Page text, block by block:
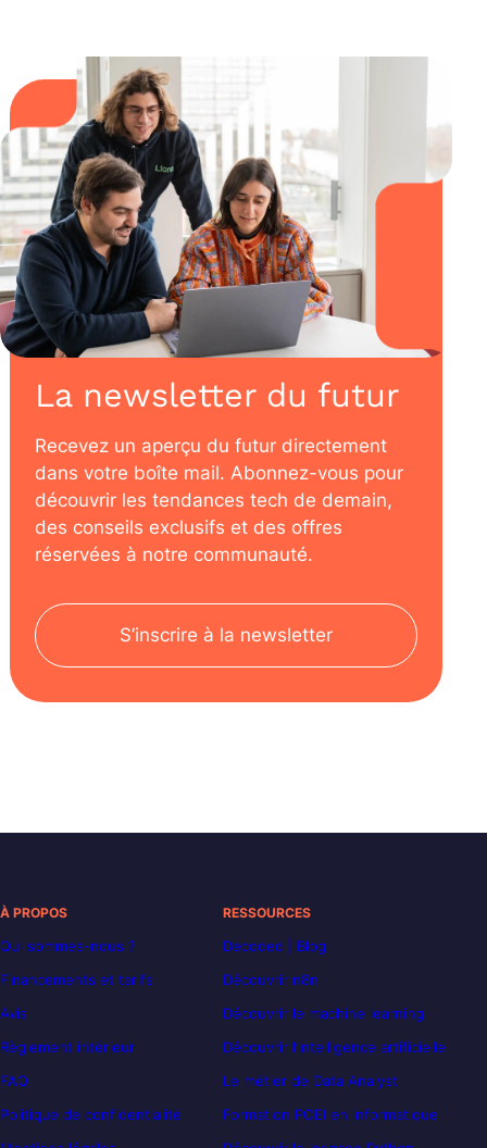
La newsletter du futur
Recevez un aperçu du futur directement
dans votre boîte mail. Abonnez-vous pour
découvrir les tendances tech de demain,
des conseils exclusifs et des offres
réservées à notre communauté.
S’inscrire à la newsletter
À PROPOS
Qui sommes-nous ?
Financements et tarifs
Avis
Règlement intérieur
FAQ
Politique de confidentialité
RESSOURCES
Decoded | Blog
Découvrir n8n
Découvrir le machine learning
Découvrir l’intelligence artificielle
Le métier de Data Analyst
Formation POEI en informatique